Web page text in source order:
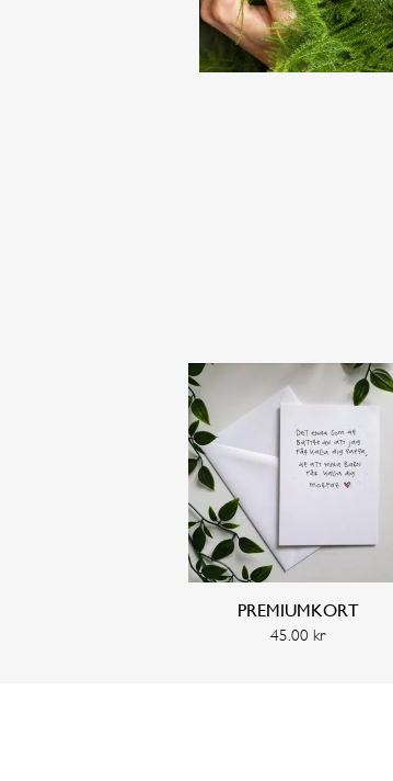
PREMIUMKORT
45.00 kr